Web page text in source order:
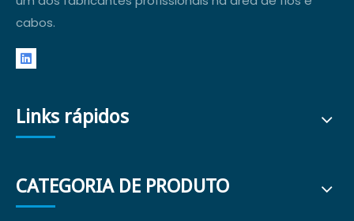
cabos.
Links rápidos
CATEGORIA DE PRODUTO